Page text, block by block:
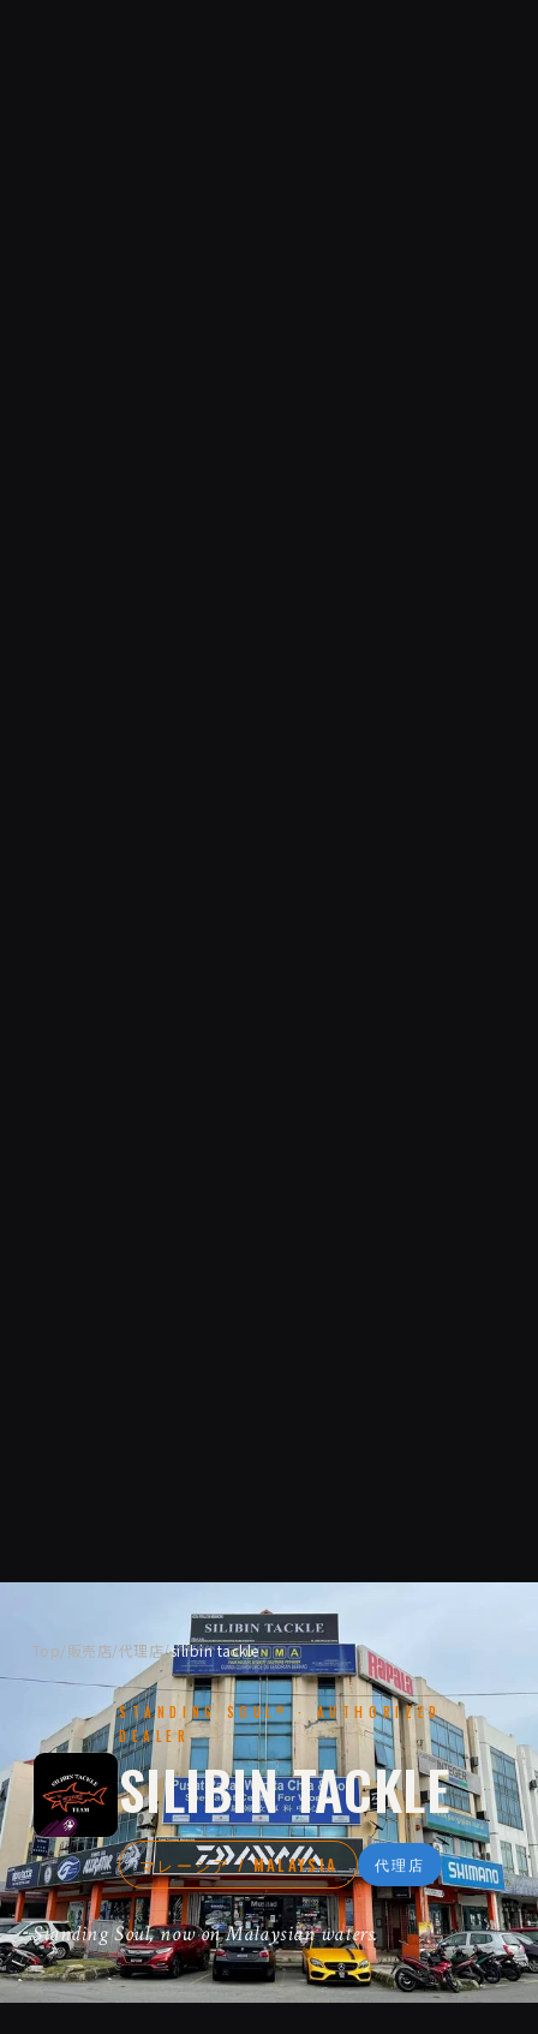
Top/販売店/代理店/silibin tackle
STANDING SOUL®· AUTHORIZED
DEALER
SILIBIN TACKLE
マレーシア / MALAYSIA 代理店
Standing Soul, now on Malaysian waters.